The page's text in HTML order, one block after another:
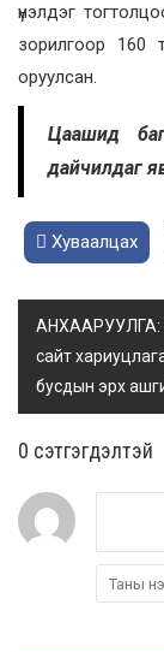
үнэлдэг
зорилгоор 160
оруулсан.
Цаашид
дайчилдаг
Хуваалцах
АНХААРУУЛГА:
сайт
бусдын эрх
0 cэтгэгдэлтэй